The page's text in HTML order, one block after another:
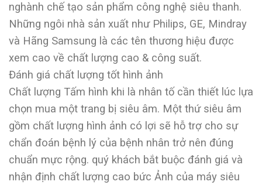
nghành chế tạo sản phẩm công nghệ siêu thanh.
Những ngôi nhà sản xuất như Philips, GE, Mindray
và Hãng Samsung là các tên thương hiệu được
xem cao về chất lượng cao & công suất.
Đánh giá chất lượng tốt hình ảnh
Chất lượng Tấm hình khi là nhân tố cần thiết lúc lựa
chọn mua một trang bị siêu âm. Một thứ siêu âm
gồm chất lượng hình ảnh có lợi sẽ hỗ trợ cho sự
chẩn đoán bệnh lý của bệnh nhân trở nên đúng
chuẩn mực rộng. quý khách bắt buộc đánh giá và
nhận định chất lượng cao bức Ảnh của máy siêu